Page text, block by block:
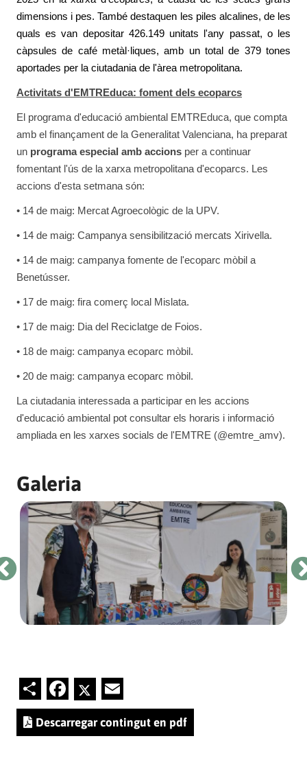
dimensions i pes. També destaquen les piles alcalines, de les
quals es van depositar 426.149 unitats l'any passat, o les
càpsules de café metàl·liques, amb un total de 379 tones
aportades per la ciutadania de l'àrea metropolitana.
Activitats d'EMTREduca: foment dels ecoparcs
El programa d'educació ambiental EMTREduca, que compta
amb el finançament de la Generalitat Valenciana, ha preparat
un programa especial amb accions per a continuar
fomentant l'ús de la xarxa metropolitana d'ecoparcs. Les
accions d'esta setmana són:
• 14 de maig: Mercat Agroecològic de la UPV.
• 14 de maig: Campanya sensibilització mercats Xirivella.
• 14 de maig: campanya fomente de l'ecoparc mòbil a
Benetússer.
• 17 de maig: fira comerç local Mislata.
• 17 de maig: Dia del Reciclatge de Foios.
• 18 de maig: campanya ecoparc mòbil.
• 20 de maig: campanya ecoparc mòbil.
La ciutadania interessada a participar en les accions
d'educació ambiental pot consultar els horaris i informació
ampliada en les xarxes socials de l'EMTRE (@emtre_amv).
Galeria
ShareFacebook
Twitter
Descarregar contingut en pdf